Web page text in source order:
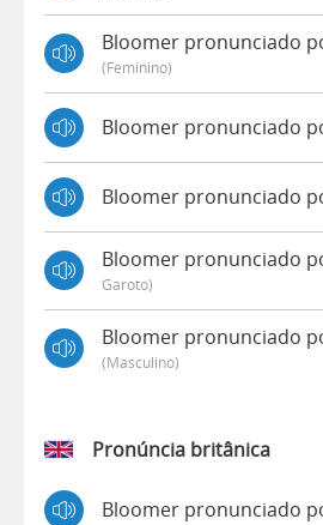
Bloomer pronunciado
(feminino)
Bloomer pronunciado
Bloomer pronunciado
Bloomer pronunciado
Garoto)
Bloomer pronunciado
(masculino)
Pronúncia britânica
Bloomer pronunciado